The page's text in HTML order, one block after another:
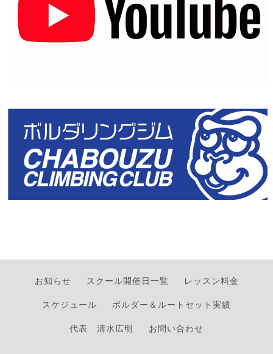
お知らせ スクール開催日一覧
レッスン料金
スケジュール
ボルダー＆ルートセット実績
代表 清水広明
お問い合わせ